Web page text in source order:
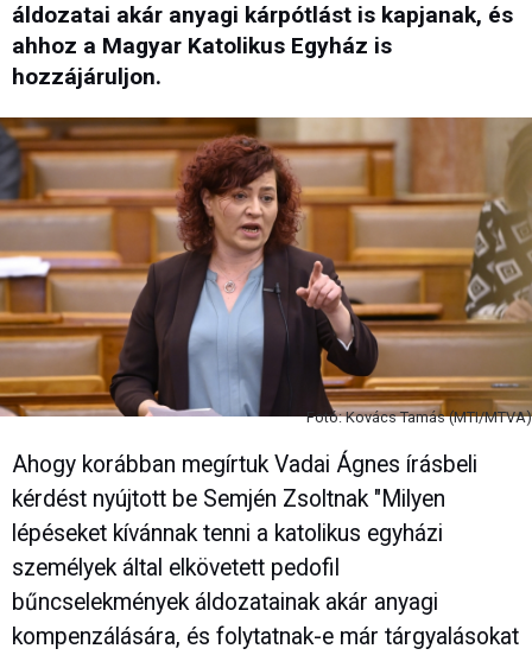
áldozatai akár anyagi kárpótlást is kapjanak, és
ahhoz a Magyar Katolikus Egyház is
hozzájáruljon.
Fotó: Kovács Tamás (MTI/MTVA)
Ahogy korábban megírtuk Vadai Ágnes írásbeli
kérdést nyújtott be Semjén Zsoltnak "Milyen
lépéseket kívánnak tenni a katolikus egyházi
személyek által elkövetett pedofil
bűncselekmények áldozatainak akár anyagi
kompenzálására, és folytatnak-e már tárgyalásokat